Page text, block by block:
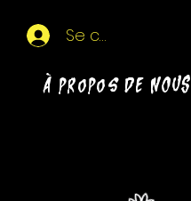
Se connecter
À propos de NOUS